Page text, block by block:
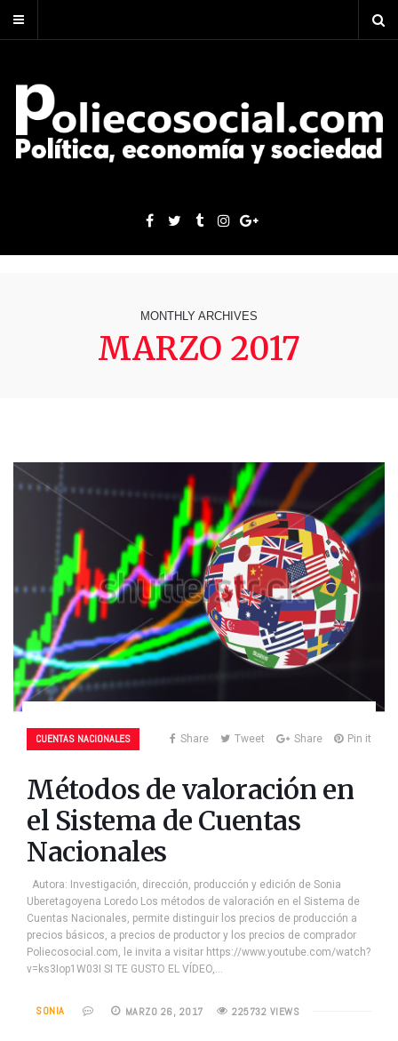
MONTHLY ARCHIVES
MARZO 2017
CUENTAS NACIONALES Share Tweet Share Pin it
Métodos de valoración en
el Sistema de Cuentas
Nacionales
Autora: Investigación, dirección, producción y edición de Sonia
Uberetagoyena Loredo Los métodos de valoración en el Sistema de
Cuentas Nacionales, permite distinguir los precios de producción a
precios básicos, a precios de productor y los precios de comprador
Poliecosocial.com, le invita a visitar https://www.youtube.com/watch?
v=ks3Iop1W03I SI TE GUSTO EL VÍDEO,…
SONIA MARZO 26, 2017 225732 VIEWS